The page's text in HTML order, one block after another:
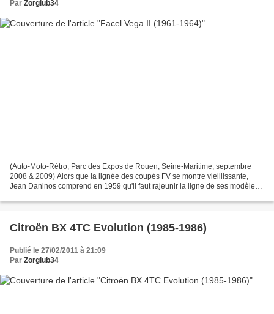
Par Zorglub34
(Auto-Moto-Rétro, Parc des Expos de Rouen, Seine-Maritime, septembre
2008 & 2009) Alors que la lignée des coupés FV se montre vieillissante,
Jean Daninos comprend en 1959 qu'il faut rajeunir la ligne de ses modèles
Citroën BX 4TC Evolution (1985-1986)
Publié le 27/02/2011 à 21:09
Par Zorglub34